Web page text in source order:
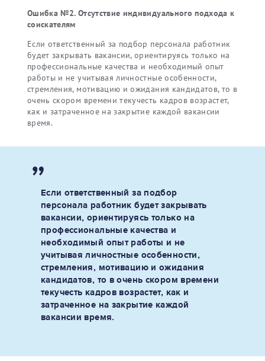
Ошибка №2. Отсутствие индивидуального подхода к
соискателям
Если ответственный за подбор персонала работник
будет закрывать вакансии, ориентируясь только на
профессиональные качества и необходимый опыт
работы и не учитывая личностные особенности,
стремления, мотивацию и ожидания кандидатов, то в
очень скором времени текучесть кадров возрастет,
как и затраченное на закрытие каждой вакансии
время.
Если ответственный за подбор
персонала работник будет закрывать
вакансии, ориентируясь только на
профессиональные качества и
необходимый опыт работы и не
учитывая личностные особенности,
стремления, мотивацию и ожидания
кандидатов, то в очень скором времени
текучесть кадров возрастет, как и
затраченное на закрытие каждой
вакансии время.